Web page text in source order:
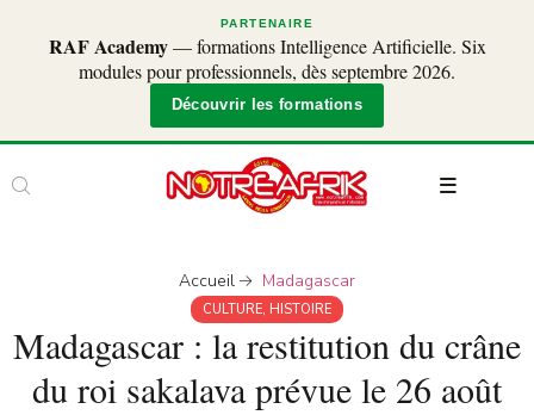
PARTENAIRE
RAF Academy— formations Intelligence Artificielle. Six
modules pour professionnels, dès septembre 2026.
Découvrir les formations
Accueil Madagascar
CULTURE, HISTOIRE
Madagascar : la restitution du crâne
du roi sakalava prévue le 26 août